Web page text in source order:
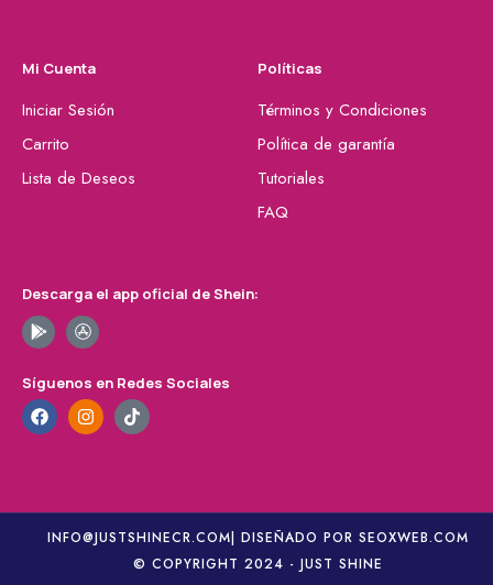
Mi Cuenta
Iniciar Sesión
Carrito
Lista de Deseos
Políticas
Términos y Condiciones
Política de garantía
Tutoriales
FAQ
Descarga el app oficial de Shein:
Síguenos en Redes Sociales
INFO@JUSTSHINECR.COM| DISEÑADO POR SEOXWEB.COM
© COPYRIGHT 2024 - JUST SHINE